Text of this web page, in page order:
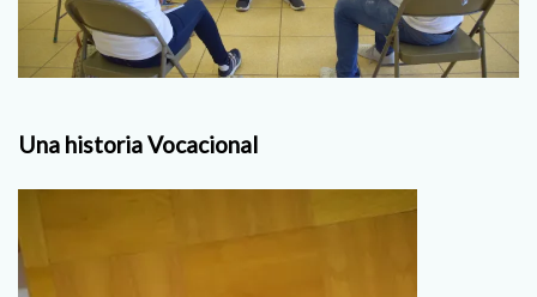
Una historia Vocacional